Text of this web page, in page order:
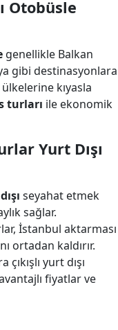
Otobüsle
genellikle Balkan
gibi destinasyonlara
kıyasla
turları ile ekonomik
Yurt Dışı
seyahat etmek
sağlar.
İstanbul aktarması
ortadan kaldırır.
çıkışlı yurt dışı
fiyatlar ve